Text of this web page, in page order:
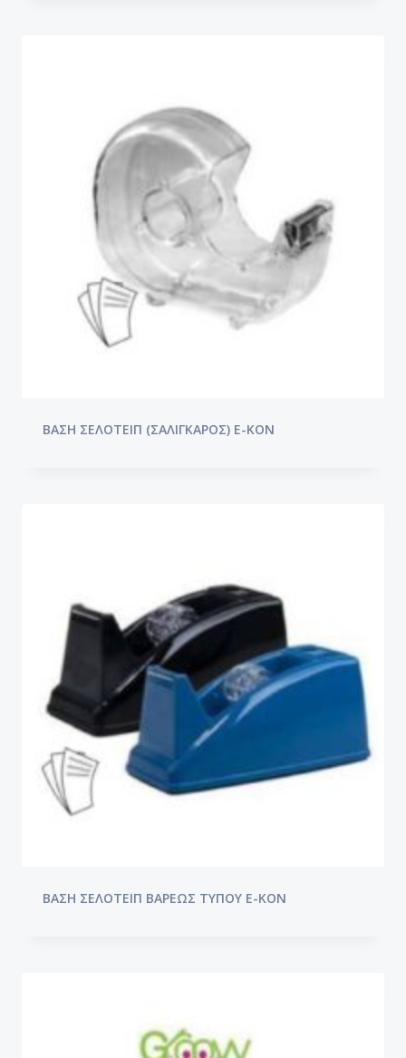
ΒΑΣΗ ΣΕΛΟΤΕΙΠ (ΣΑΛΙΓΚΑΡΟΣ) E-KON
ΒΑΣΗ ΣΕΛΟΤΕΙΠ ΒΑΡΕΩΣ ΤΥΠΟΥ E-KON